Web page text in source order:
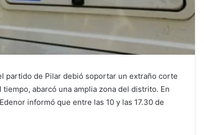
partido de Pilar debió soportar un extraño corte
abarcó una amplia zona del distrito. En
informó que entre las 10 y las 17.30 de